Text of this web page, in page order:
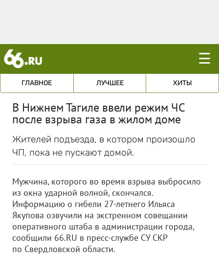
☰
ГЛАВНОЕ ЛУЧШЕЕ ХИТЫ
В Нижнем Тагиле ввели режим ЧС
после взрыва газа в жилом доме
Жителей подъезда, в котором произошло
ЧП, пока не пускают домой.
Мужчина, которого во время взрыва выбросило
из окна ударной волной, скончался.
Информацию о гибели 27-летнего Ильяса
Якупова озвучили на экстренном совещании
оперативного штаба в администрации города,
сообщили 66.RU в пресс-службе СУ СКР
по Свердловской области.